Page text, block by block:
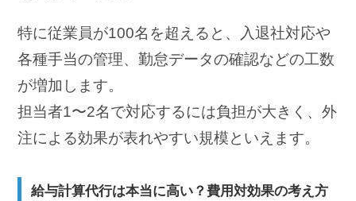
特に従業員が100名を超えると、入退社対応や
各種手当の管理、勤怠データの確認などの工数
が増加します。
担当者1〜2名で対応するには負担が大きく、外
注による効果が表れやすい規模といえます。
給与計算代行は本当に高い？費用対効果の考え方